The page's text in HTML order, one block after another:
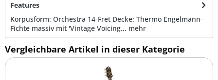
Features
Korpusform: Orchestra 14-Fret Decke: Thermo Engelmann-
Fichte massiv mit 'Vintage Voicing... mehr
Vergleichbare Artikel in dieser Kategorie